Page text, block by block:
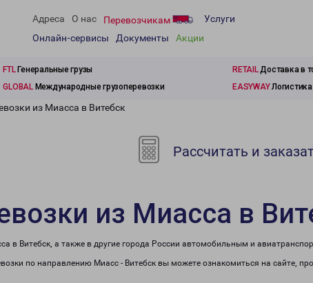
Адреса О нас Перевозчикам
Услуги
Онлайн-сервисы
Документы Акции
FTLГенеральные грузы RETAILДоставка в
GLOBALМеждународные грузоперевозки EASYWAY
из Миасса в Витебск
Рассчитать и
из Миасса в
в Витебск, а также в другие города России автомобильным и
по направлению Миасс - Витебск вы можете ознакомиться на сайте,